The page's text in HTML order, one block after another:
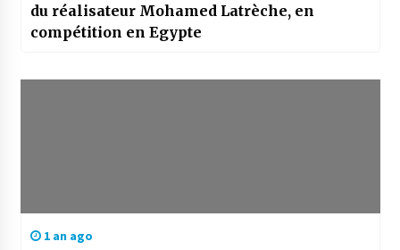
du réalisateur Mohamed Latrèche, en
compétition en Egypte
1 an ago